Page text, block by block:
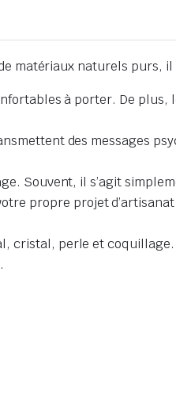
matériaux naturels purs, il
à porter. De plus,
des messages
Souvent, il s’agit
propre projet
cristal, perle et